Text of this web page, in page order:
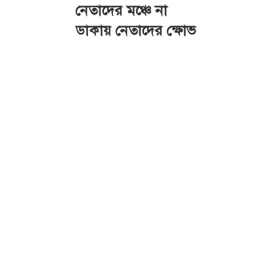
নেতাদের মঞ্চে না
ডাকায় নেতাদের ক্ষোভ